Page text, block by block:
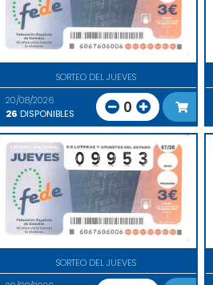
SORTEO DEL JUEVES
20/08/2026
26 DISPONIBLES 0
SORTEO DEL JUEVES